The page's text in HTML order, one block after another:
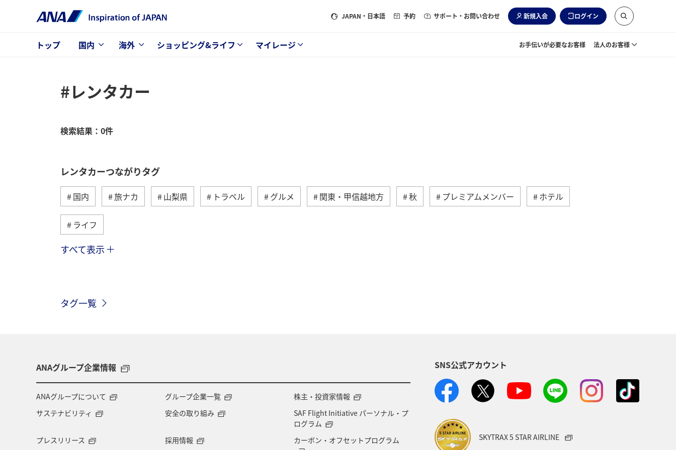
JAPAN ・日本語 予約 サポート・お問い合わせ 新規入会 ログイン
トップ 国内 海外 ショッピング&ライフ マイレージ お手伝いが必要なお客様 法人のお客様
#レンタカー
検索結果：0件
レンタカーつながりタグ
国内 旅ナカ 山梨県 トラベル グルメ 関東・甲信越地方 秋 プレミアムメンバー ホテル
ライフ
日常
すべて表示
タグ一覧
ANAグループ企業情報
ANAグループについて グループ企業一覧
株主・投資家情報
サステナビリティ
安全の取り組み
SAF Flight Initiative パーソナル・プ
ログラム
プレスリリース
採用情報 カーボン・オフセットプログラム
SNS公式アカウント
SKYTRAX 5 STAR AIRLINE